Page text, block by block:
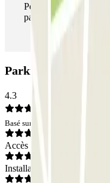
Pendant votre séjour,
parking aussi souvent
Parking INDIGO
4.3
Basé sur 39 avis
Accès
Installations